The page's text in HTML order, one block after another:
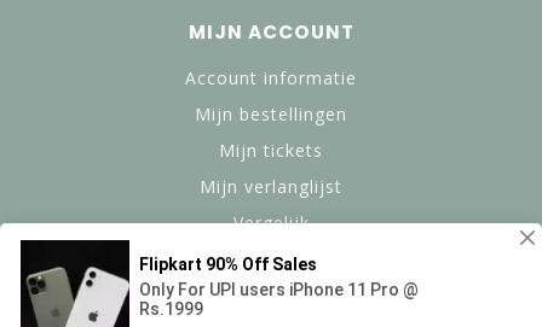
MIJN ACCOUNT
Account informatie
Mijn bestellingen
Mijn tickets
Mijn verlanglijst
Vergelijk
Alle producten